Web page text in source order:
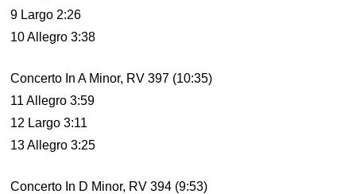
9 Largo 2:26
10 Allegro 3:38
Concerto In A Minor, RV 397 (10:35)
11 Allegro 3:59
12 Largo 3:11
13 Allegro 3:25
Concerto In D Minor, RV 394 (9:53)